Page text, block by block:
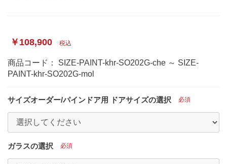
￥108,900 税込
商品コード： SIZE-PAINT-khr-SO202G-che ～ SIZE-
PAINT-khr-SO202G-mol
サイズオーダー/パインドア用 ドアサイズの選択 必須
ガラスの選択 必須